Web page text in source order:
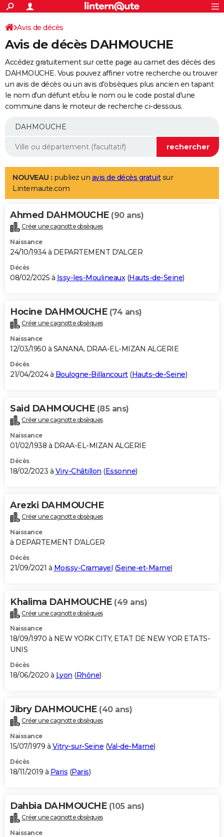
ACTUALITÉS
Politique
Société
Faits Divers
Education
Monde
Villes
+
SPORT
Coupe du monde 2026
Football
Tennis
Cyclisme
Rugby
Forum
Programme TV
TNT
Streaming
Cinéma
Sorties cinéma
Musique
+
FINANCE
Impôts
Immobilier
Risques naturels par ville
Banque
Assurance
Crédit
AUTO
Essais
Réserver un essai
Citadines
Berlines
SUV
Forum auto
+
Mobiles
Meilleur smartphone
Internet
Ordinateurs
Jeux vidéo
Guide high-tech
Aménagement intérieur
LIFESTYLE
Art de vivre
Bien-être
Loisirs
Mode
Modes de vie
Alimentation
Guide de la santé
Maladies
Médicaments
Sommeil
VOYAGE
Destinations
City break
Voyage nature
Voyage de noces
Forum
Climat
+PHOTO
GUIDES D'ACHAT
BONS PLANS
Carte de Noël
Carte Bonne année
Carte Saint-Valentin
Carte Pâques
Carte d'anniversaire
DICTIONNAIRE
Dictionnaire
Biographies
Citations
Expressions
Proverbes
PROGRAMME TV
S'inscrire
Se connecter
Lycées
Collèges
Primaires
Universités
Entreprises
Service militaire
Avis de recherche
AVIS DE DÉCÈS
Bricolage
Lifestyle
Culture
Sport
Auto
Television
Voyage
Cinema
Avis de décès
Avis de décès DAHMOUCHE
Accédez gratuitement sur cette page au carnet des décès des
DAHMOUCHE. Vous pouvez affiner votre recherche ou trouver
un avis de décès ou un avis d'obsèques plus ancien en tapant
le nom d'un défunt et/ou le nom ou le code postal d'une
commune dans le moteur de recherche ci-dessous.
NOUVEAU : publiez un avis de décès gratuitsur
Linternaute.com
Ahmed DAHMOUCHE (90 ans)
Créer une cagnotte obsèques
Naissance
24/10/1934 à DEPARTEMENT D'ALGER
Décès
08/02/2025 à Issy-les-Moulineaux(Hauts-de-Seine)
Hocine DAHMOUCHE (74 ans)
Créer une cagnotte obsèques
Naissance
12/03/1950 à SANANA, DRAA-EL-MIZAN ALGERIE
Décès
21/04/2024 à Boulogne-Billancourt(Hauts-de-Seine)
Said DAHMOUCHE (85 ans)
Créer une cagnotte obsèques
Naissance
01/02/1938 à DRAA-EL-MIZAN ALGERIE
Décès
18/02/2023 à Viry-Châtillon (Essonne)
Arezki DAHMOUCHE
Créer une cagnotte obsèques
Naissance
à DEPARTEMENT D'ALGER
Décès
21/09/2021 à Moissy-Cramayel (Seine-et-Marne)
Khalima DAHMOUCHE (49 ans)
Créer une cagnotte obsèques
Naissance
18/09/1970 à NEW YORK CITY, ETAT DE NEW YOR ETATS-
UNIS
Décès
18/06/2020 à Lyon (Rhône)
Jibry DAHMOUCHE (40 ans)
Créer une cagnotte obsèques
Naissance
15/07/1979 à Vitry-sur-Seine (Val-de-Marne)
Décès
18/11/2019 à Paris (Paris)
Dahbia DAHMOUCHE (105 ans)
Créer une cagnotte obsèques
Naissance